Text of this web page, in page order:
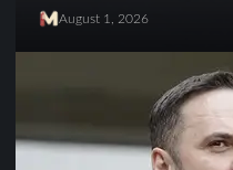
August 1, 2026